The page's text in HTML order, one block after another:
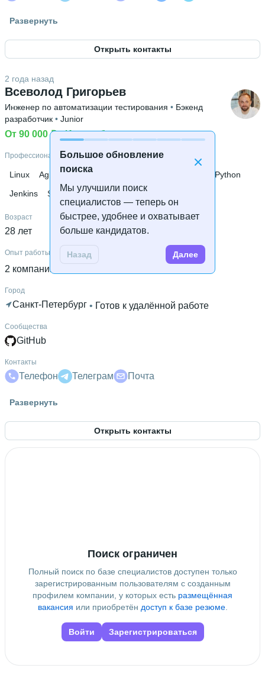
Большое обновление
поиска
Мы улучшили поиск
специалистов — теперь он
быстрее, удобнее и охватывает
больше кандидатов.
Назад Далее
Высшее образование
СПбГЭТУ «ЛЭТИ»
Компьютерных технологий и
информатики (ФКТИ/ФАВТ)
3 года и 1 месяц
Ещё 2 в профиле
Дополнительное образование
Тренинговое агентство "Мастер-класс"
Развернуть
Открыть контакты
Всеволод Григорьев
2 года назад
Инженер по автоматизации тестирования • Бэкенд
разработчик • Junior
От 90 000 ₽ • Ищу работу
Профессиональные навыки
Linux Agile Apache Maven
Python
Jenkins
SQL Scrum ООП
Возраст
28 лет
Опыт работы
2 компании
Город
Санкт-Петербург • Готов к удалённой работе
Сообщества
GitHub
Контакты
Телефон Телеграм Почта
Гражданство
Английский А2 • Немецкий В1
Центр специализированной IT-подготовки Университета
Развернуть
Открыть контакты
Поиск ограничен
Полный поиск по базе специалистов доступен только
зарегистрированным пользователям с созданным
профилем компании, у которых есть размещённая
вакансия или приобретён доступ к базе резюме.
Войти Зарегистрироваться